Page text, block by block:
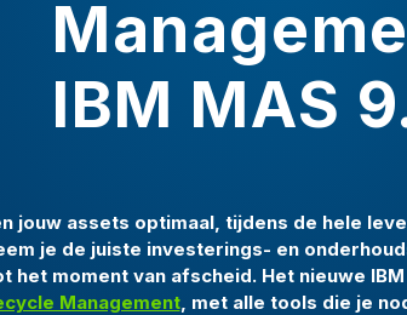
IBM MAS
jouw assets optimaal, tijdens de hele
je de juiste investerings- en
het moment van afscheid. Het nieuwe
Management, met alle tools die je